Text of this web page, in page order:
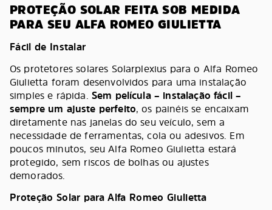
PROTEÇÃO SOLAR FEITA SOB MEDIDA
PARA SEU ALFA ROMEO GIULIETTA
Fácil de Instalar
Os protetores solares Solarplexius para o Alfa Romeo
Giulietta foram desenvolvidos para uma instalação
simples e rápida. Sem película – instalação fácil –
sempre um ajuste perfeito, os painéis se encaixam
diretamente nas janelas do seu veículo, sem a
necessidade de ferramentas, cola ou adesivos. Em
poucos minutos, seu Alfa Romeo Giulietta estará
protegido, sem riscos de bolhas ou ajustes
demorados.
Proteção Solar para Alfa Romeo Giulietta